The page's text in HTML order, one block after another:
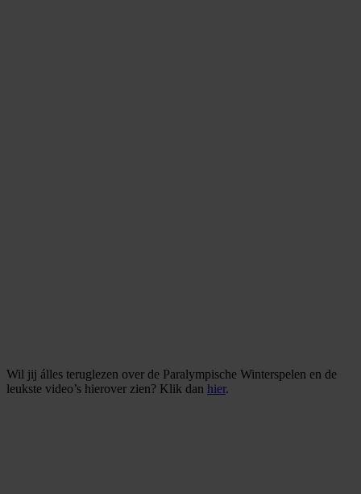
Wil jij álles teruglezen over de Paralympische Winterspelen en de
leukste video’s hierover zien? Klik dan hier.